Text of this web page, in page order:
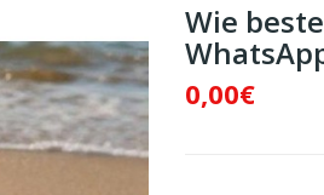
Wie
0,00€